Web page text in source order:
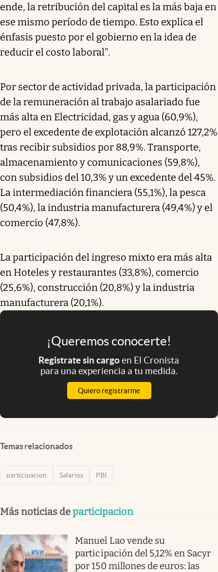
ende, la retribución del capital es la más baja en
ese mismo período de tiempo. Esto explica el
énfasis puesto por el gobierno en la idea de
reducir el costo laboral".
Por sector de actividad privada, la participación
de la remuneración al trabajo asalariado fue
más alta en Electricidad, gas y agua (60,9%),
pero el excedente de explotación alcanzó 127,2%
tras recibir subsidios por 88,9%. Transporte,
almacenamiento y comunicaciones (59,8%),
con subsidios del 10,3% y un excedente del 45%.
La intermediación financiera (55,1%), la pesca
(50,4%), la industria manufacturera (49,4%) y el
comercio (47,8%).
La participación del ingreso mixto era más alta
en Hoteles y restaurantes (33,8%), comercio
(25,6%), construcción (20,8%) y la industria
manufacturera (20,1%).
¡Queremos conocerte!
Registrate sin cargoen El Cronista
para una experiencia a tu medida.
Quiero registrarme
Temas relacionados
participacion Salarios PBI
Más noticias departicipacion
Manuel Lao vende su
participación del 5,12% en Sacyr
por 150 millones de euros: las